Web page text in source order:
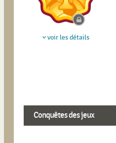
voir les détails
Conquêtes des jeux